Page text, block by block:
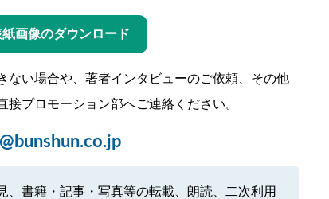
紙画像のダウンロード
ない場合や、著者インタビューのご依頼、その他
プロモーション部へご連絡ください。
、書籍・記事・写真等の転載、朗読、二次利用